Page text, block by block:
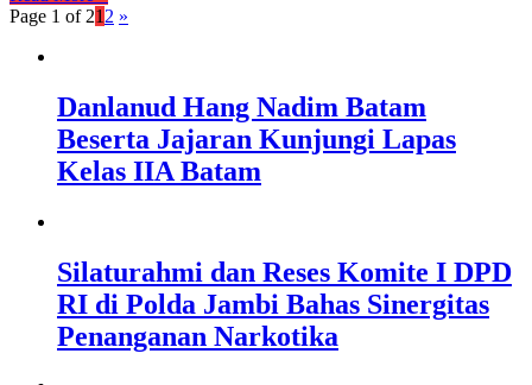
Page 1 of 21 2 »
Danlanud Hang Nadim Batam
Beserta Jajaran Kunjungi Lapas
Kelas IIA Batam
Silaturahmi dan Reses Komite I DPD
RI di Polda Jambi Bahas Sinergitas
Penanganan Narkotika